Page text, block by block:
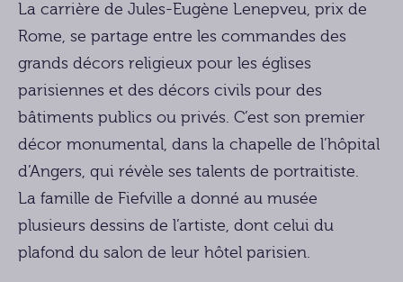
La carrière de Jules-Eugène Lenepveu, prix de
Rome, se partage entre les commandes des
grands décors religieux pour les églises
parisiennes et des décors civils pour des
bâtiments publics ou privés. C’est son premier
décor monumental, dans la chapelle de l’hôpital
d’Angers, qui révèle ses talents de portraitiste.
La famille de Fiefville a donné au musée
plusieurs dessins de l’artiste, dont celui du
plafond du salon de leur hôtel parisien.